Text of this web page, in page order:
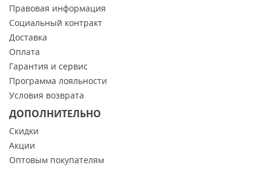
Правовая информация
Социальный контракт
Доставка
Оплата
Гарантия и сервис
Программа лояльности
Условия возврата
ДОПОЛНИТЕЛЬНО
Скидки
Акции
Оптовым покупателям